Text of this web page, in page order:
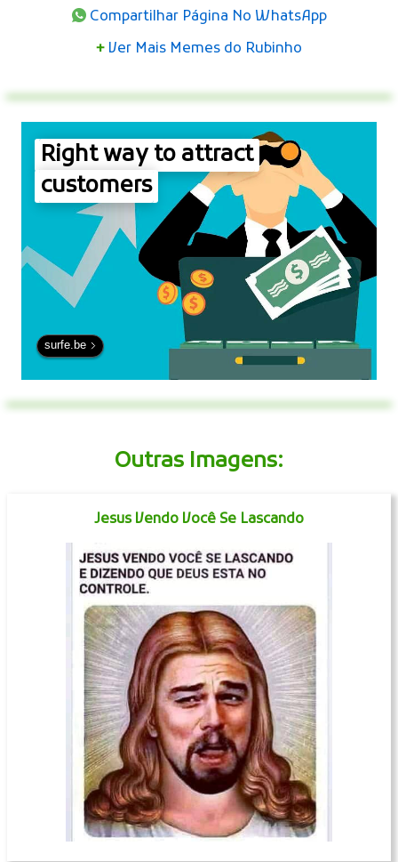
Compartilhar Página No WhatsApp
+ Ver Mais Memes do Rubinho
Right way to attract
customers
surfe.be
Outras Imagens:
Jesus Vendo Você Se Lascando